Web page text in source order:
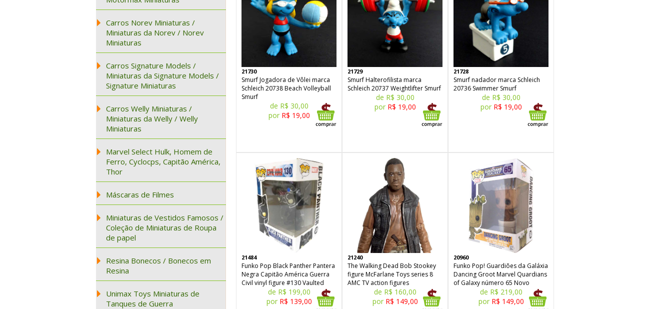
Carros Norev Miniaturas /
Miniaturas da Norev / Norev
Miniaturas
Carros Signature Models /
Miniaturas da Signature Models /
Signature Miniaturas
Carros Welly Miniaturas /
Miniaturas da Welly / Welly
Miniaturas
Marvel Select Hulk, Homem de
Ferro, Cyclocps, Capitão América,
Thor
Máscaras de Filmes
Miniaturas de Vestidos Famosos /
Coleção de Miniaturas de Roupa
de papel
Resina Bonecos / Bonecos em
Resina
Unimax Toys Miniaturas de
Tanques de Guerra
21730
Smurf Jogadora de Vôlei marca
Schleich 20738 Beach Volleyball
Smurf
de R$ 30,00
por R$ 19,00
21729
Smurf Halterofilista marca
Schleich 20737 Weightlifter Smurf
de R$ 30,00
por R$ 19,00
21728
Smurf nadador marca Schleich
20736 Swimmer Smurf
de R$ 30,00
por R$ 19,00
21484
Funko Pop Black Panther Pantera
Negra Capitão América Guerra
Civil vinyl figure #130 Vaulted
de R$ 199,00
por R$ 139,00
21240
The Walking Dead Bob Stookey
figure McFarlane Toys series 8
AMC TV action figures
de R$ 160,00
por R$ 149,00
20960
Funko Pop! Guardiões da Galáxia
Dancing Groot Marvel Quardians
of Galaxy número 65 Novo
de R$ 219,00
por R$ 149,00